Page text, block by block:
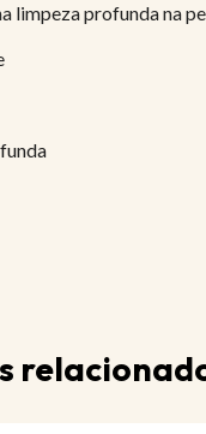
limpeza profunda na